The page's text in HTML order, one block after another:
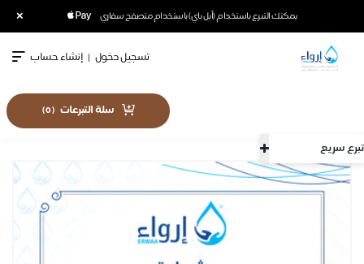
يمكنك التبرع باستخدام (أبل باي) باستخدام متصفح سفاري ×
تبرع سريع
تسجيل دخول | إنشاء حساب
سلة التبرعات (
0
)